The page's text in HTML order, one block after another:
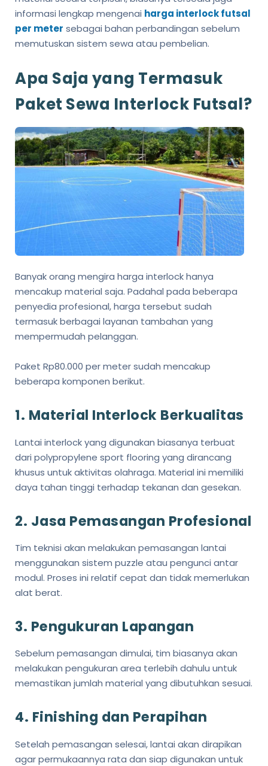
informasi lengkap mengenai harga interlock futsal
per meter sebagai bahan perbandingan sebelum
memutuskan sistem sewa atau pembelian.
Apa Saja yang Termasuk
Paket Sewa Interlock Futsal?
Banyak orang mengira harga interlock hanya
mencakup material saja. Padahal pada beberapa
penyedia profesional, harga tersebut sudah
termasuk berbagai layanan tambahan yang
mempermudah pelanggan.
Paket Rp80.000 per meter sudah mencakup
beberapa komponen berikut.
1. Material Interlock Berkualitas
Lantai interlock yang digunakan biasanya terbuat
dari polypropylene sport flooring yang dirancang
khusus untuk aktivitas olahraga. Material ini memiliki
daya tahan tinggi terhadap tekanan dan gesekan.
2. Jasa Pemasangan Profesional
Tim teknisi akan melakukan pemasangan lantai
menggunakan sistem puzzle atau pengunci antar
modul. Proses ini relatif cepat dan tidak memerlukan
alat berat.
3. Pengukuran Lapangan
Sebelum pemasangan dimulai, tim biasanya akan
melakukan pengukuran area terlebih dahulu untuk
memastikan jumlah material yang dibutuhkan sesuai.
4. Finishing dan Perapihan
Setelah pemasangan selesai, lantai akan dirapikan
agar permukaannya rata dan siap digunakan untuk